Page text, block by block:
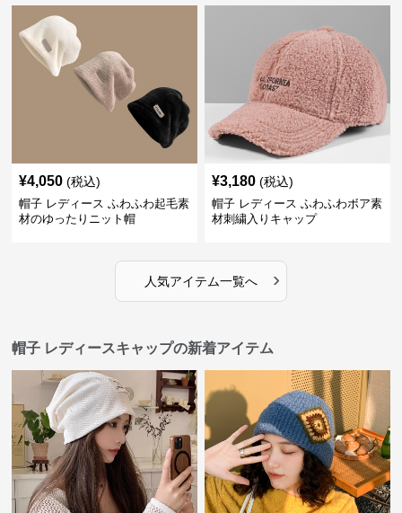
¥4,050 (税込)
帽子 レディース ふわふわ起毛素
材のゆったりニット帽
¥3,180 (税込)
帽子 レディース ふわふわボア素
材刺繍入りキャップ
人気アイテム一覧へ ›
帽子 レディースキャップの新着アイテム